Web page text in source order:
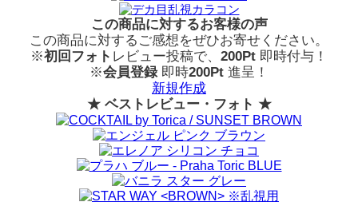
この商品に対するお客様の声
この商品に対するご感想をぜひお寄せください。
※初回フォト レビュー投稿で、 200Pt 即時付与！
※会員登録即時200Pt 進呈！
新規作成
★ ベストレビュー・フォト ★